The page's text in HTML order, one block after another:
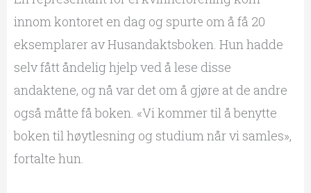
innom kontoret en dag og spurte om å få 20
eksemplarer av Husandaktsboken. Hun hadde
selv fått åndelig hjelp ved å lese disse
andaktene, og nå var det om å gjøre at de andre
også måtte få boken. «Vi kommer til å benytte
boken til høytlesning og studium når vi samles»,
fortalte hun.